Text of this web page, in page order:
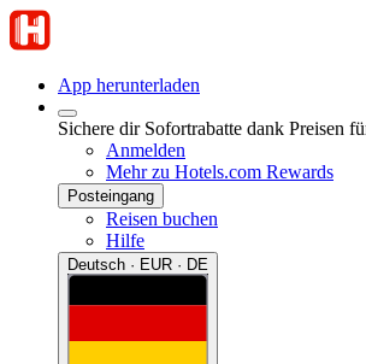
App herunterladen
Sichere dir Sofortrabatte dank Preisen
Anmelden
Mehr zu Hotels.com Rewards
Posteingang
Reisen buchen
Hilfe
Deutsch · EUR · DE